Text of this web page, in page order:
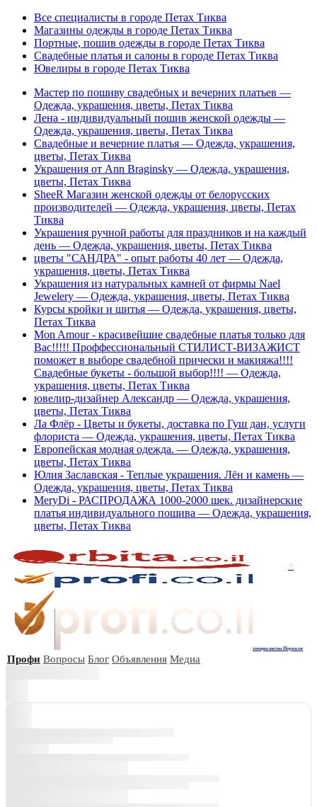
Все специалисты в городе Петах Тиква
Магазины одежды в городе Петах Тиква
Портные, пошив одежды в городе Петах Тиква
Свадебные платья и салоны в городе Петах Тиква
Ювелиры в городе Петах Тиква
Мастер по пошиву свадебных и вечерних платьев —
Одежда, украшения, цветы, Петах Тиква
Лена - индивидуальный пошив женской одежды —
Одежда, украшения, цветы, Петах Тиква
Свадебные и вечерние платья — Одежда, украшения,
цветы, Петах Тиква
Украшения от Ann Braginsky — Одежда, украшения,
цветы, Петах Тиква
SheeR Магазин женской одежды от белорусских
производителей — Одежда, украшения, цветы, Петах
Тиква
Украшения ручной работы для праздников и на каждый
день — Одежда, украшения, цветы, Петах Тиква
цветы "САНДРА" - опыт работы 40 лет — Одежда,
украшения, цветы, Петах Тиква
Украшения из натуральных камней от фирмы Nael
Jewelery — Одежда, украшения, цветы, Петах Тиква
Курсы кройки и шитья — Одежда, украшения, цветы,
Петах Тиква
Mon Amour - красивейшие свадебные платья только для
Вас!!!!! Проффессиональный СТИЛИСТ-ВИЗАЖИСТ
поможет в выборе свадебной прически и макияжа!!!!
Cвадебные букеты - большой выбор!!!! — Одежда,
украшения, цветы, Петах Тиква
ювелир-дизайнер Александр — Одежда, украшения,
цветы, Петах Тиква
Ла Флёр - Цветы и букеты, доставка по Гуш дан, услуги
флориста — Одежда, украшения, цветы, Петах Тиква
Европейская модная одежда. — Одежда, украшения,
цветы, Петах Тиква
Юлия Заславская - Теплые украшения. Лён и камень —
Одежда, украшения, цветы, Петах Тиква
MeryDi - РАСПРОДАЖА 1000-2000 шек. дизайнерские
платья индивидуального пошива — Одежда, украшения,
цветы, Петах Тиква
+
специалисты Израиля
Профи Вопросы Блог Объявления Медиа